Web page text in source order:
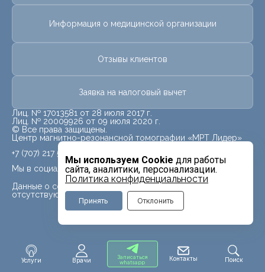
Услуги Врачи
Записаться
whatsapp
Контакты Поиск
Мы используем Cookie для работы
сайта, аналитики, персонализации.
Политика конфиденциальности
Принять Отклонить
Информация о медицинской организации
Отзывы клиентов
Заявка на налоговый вычет
Лиц. № 17013581 от 28 июля 2017 г.
Лиц. № 20009926 от 09 июля 2020 г.
© Все права защищены.
Центр магнитно-резонансной томографии «МРТ Лидер»
Мы в социальных сетях
Данные о социальных сетях для данного филиала
отсутствуют
+7 (707) 217 5840